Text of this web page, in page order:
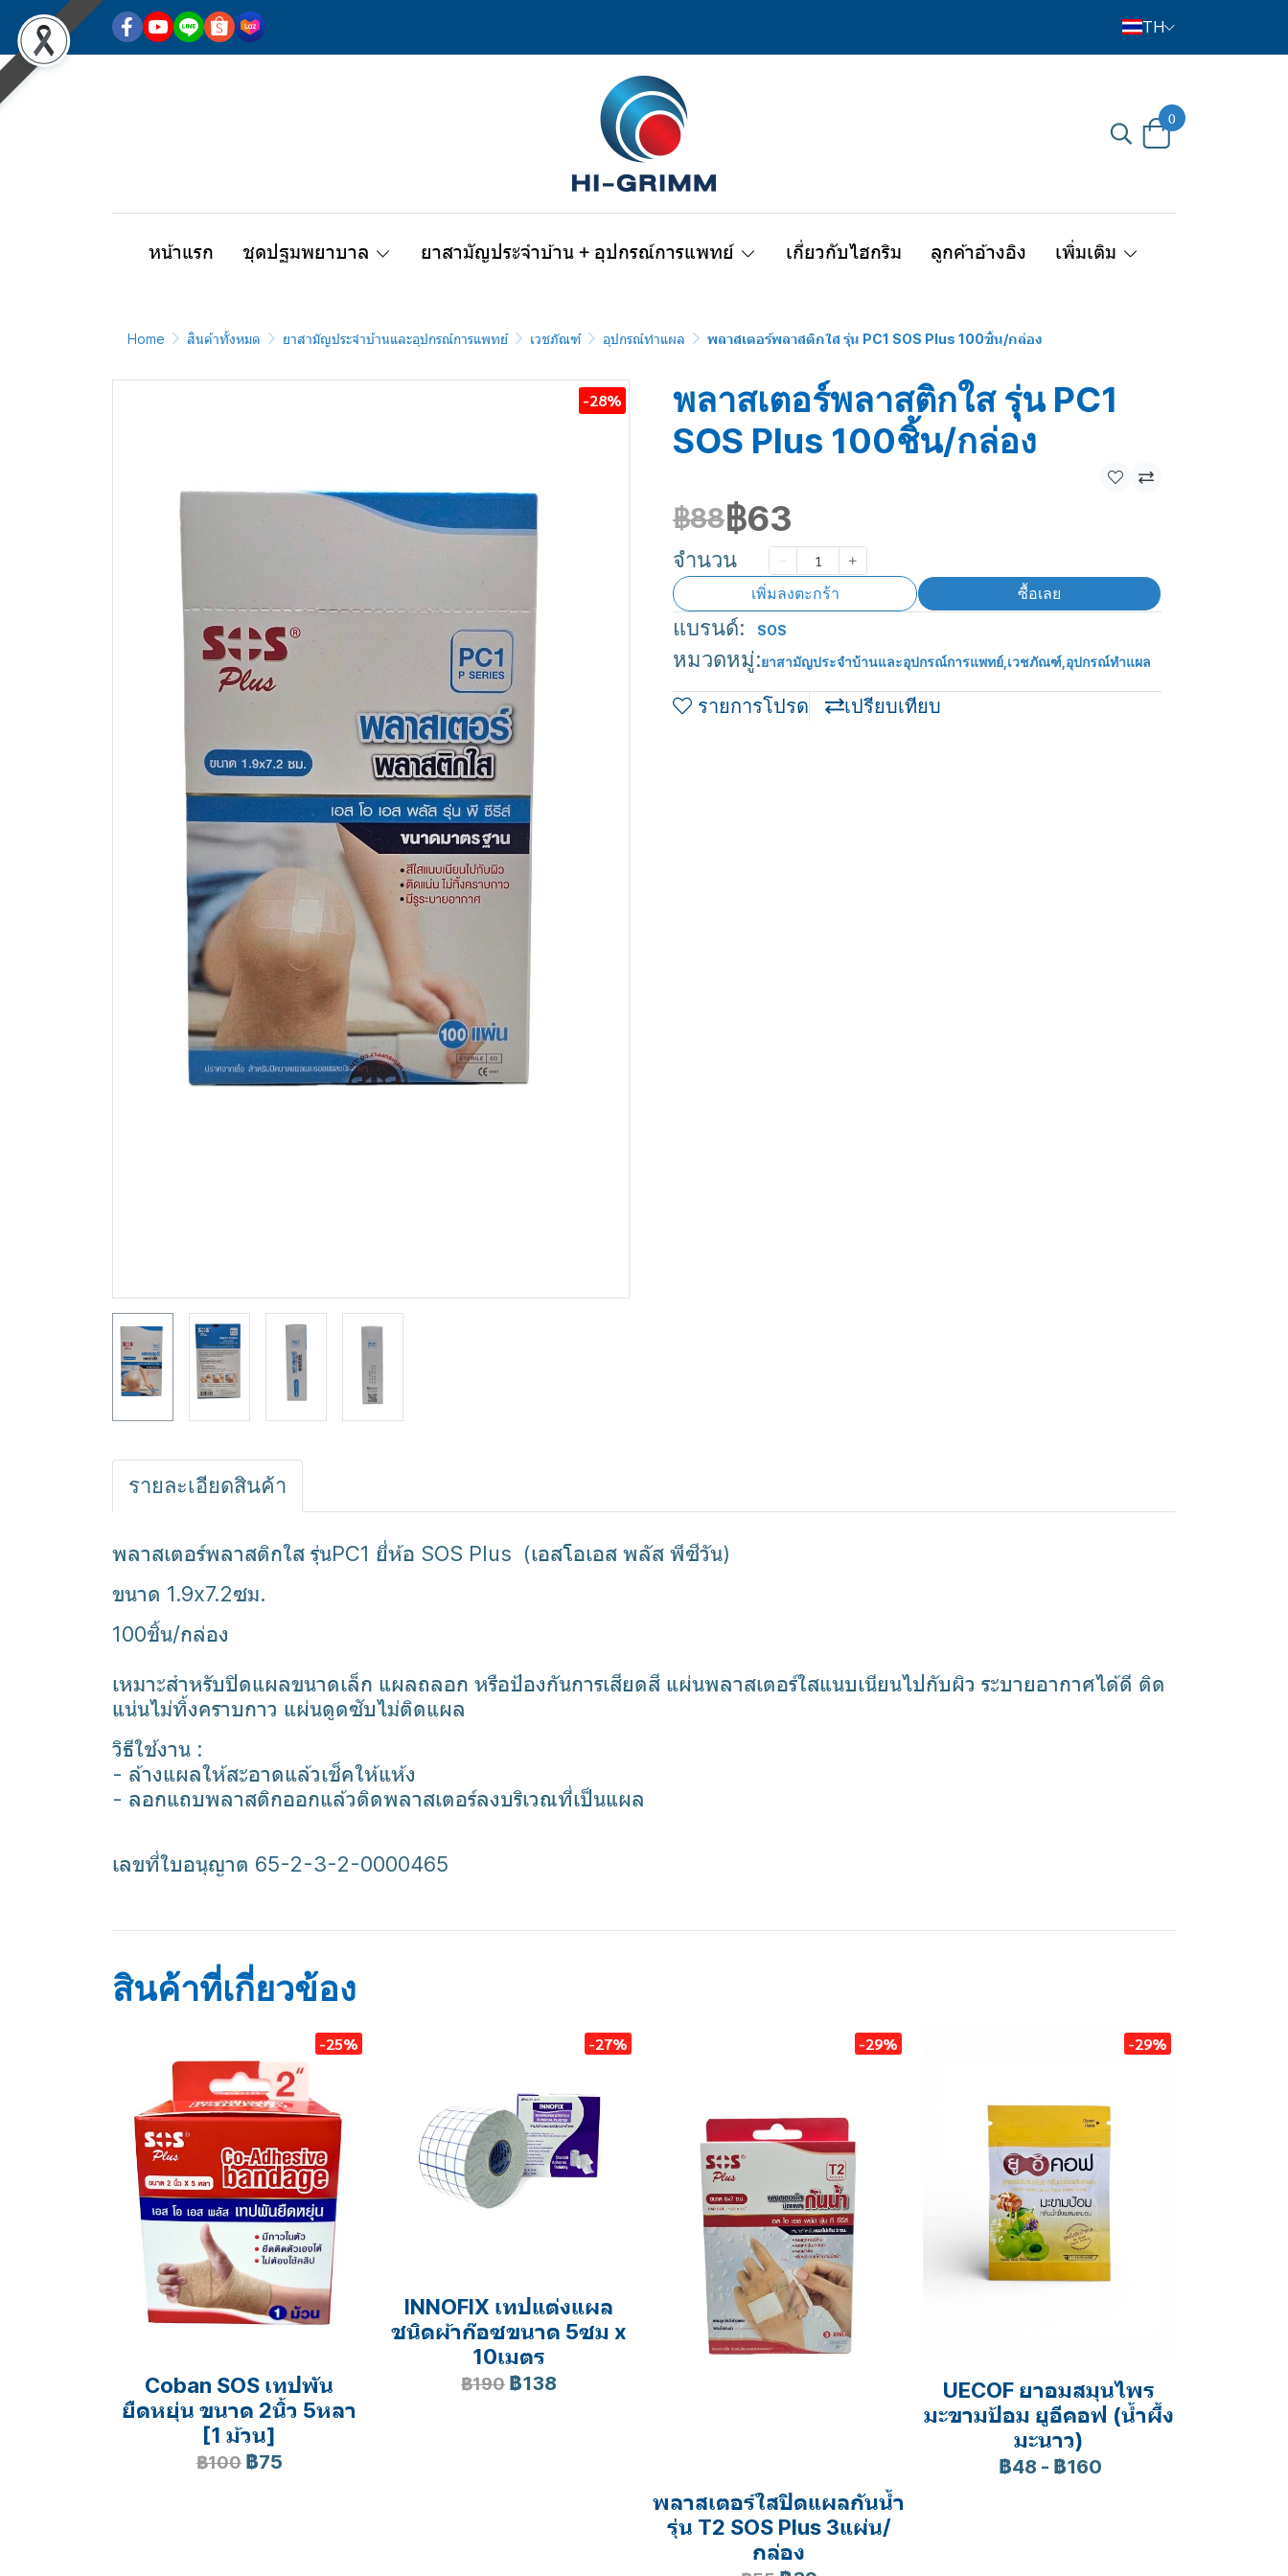
TH
0
หน้าแรก ชุดปฐมพยาบาล ยาสามัญประจำบ้าน + อุปกรณ์การแพทย์ เกี่ยวกับไฮกริม ลูกค้าอ้างอิง เพิ่มเติม
Home สินค้าทั้งหมด ยาสามัญประจำบ้านและอุปกรณ์การแพทย์ เวชภัณฑ์ อุปกรณ์ทำแผล พลาสเตอร์พลาสติกใส รุุ่น PC1 SOS Plus 100ชิ้น/กล่อง
-28%
พลาสเตอร์พลาสติกใส รุุ่น PC1
SOS Plus 100ชิ้น/กล่อง
฿88฿63
จำนวน
เพิ่มลงตะกร้า ซื้อเลย
แบรนด์: SOS
หมวดหมู่:ยาสามัญประจำบ้านและอุปกรณ์การแพทย์ เวชภัณฑ์ อุปกรณ์ทำแผล
รายการโปรด เปรียบเทียบ
รายละเอียดสินค้า
พลาสเตอร์พลาสติกใส รุ่นPC1 ยี่ห้อ SOS Plus (เอสโอเอส พลัส พีซีวัน)
ขนาด 1.9x7.2ซม.
100ชิ้น/กล่อง
เหมาะสำหรับปิดแผลขนาดเล็ก แผลถลอก หรือป้องกันการเสียดสี แผ่นพลาสเตอร์ใสแนบเนียนไปกับผิว ระบายอากาศได้ดี ติด
แน่นไม่ทิ้งคราบกาว แผ่นดูดซับไม่ติดแผล
วิธีใช้งาน :
- ล้างแผลให้สะอาดแล้วเช็คให้แห้ง
- ลอกแถบพลาสติกออกแล้วติดพลาสเตอร์ลงบริเวณที่เป็นแผล
เลขที่ใบอนุญาต 65-2-3-2-0000465
สินค้าที่เกี่ยวข้อง
-25%
Coban SOS เทปพัน
ยืดหยุ่น ขนาด 2นิ้ว 5หลา
[1 ม้วน]
฿100 ฿75
-27%
INNOFIX เทปแต่งแผล
ชนิดผ้าก๊อซขนาด 5ซม x
10เมตร
฿190 ฿138
-29%
พลาสเตอร์ใสปิดแผลกันน้ำ
รุ่น T2 SOS Plus 3แผ่น/
กล่อง
-29%
UECOF ยาอมสมุนไพร
มะขามป้อม ยูอีคอฟ (น้ำผึ้ง
มะนาว)
฿48 - ฿160